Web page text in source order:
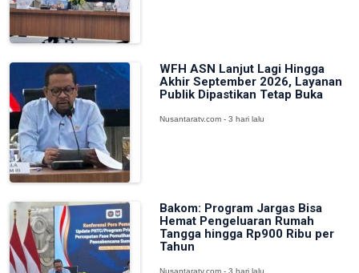
WFH ASN Lanjut Lagi Hingga
Akhir September 2026, Layanan
Publik Dipastikan Tetap Buka
Nusantaratv.com - 3 hari lalu
Bakom: Program Jargas Bisa
Hemat Pengeluaran Rumah
Tangga hingga Rp900 Ribu per
Tahun
Nusantaratv.com - 3 hari lalu